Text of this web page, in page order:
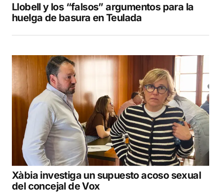
Llobell y los “falsos” argumentos para la
huelga de basura en Teulada
Xàbia investiga un supuesto acoso sexual
del concejal de Vox